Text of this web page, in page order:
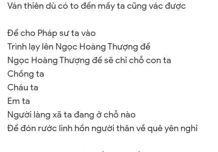
Ván thiên dù có to đến mấy ta cũng vác được
Để cho Pháp sư ta vào
Trình lạy lên Ngọc Hoàng Thượng đế
Ngọc Hoàng Thượng đế sẽ chỉ chỗ con ta
Chồng ta
Cháu ta
Em ta
Người làng xã ta đang ở chỗ nào
Để đón rước linh hồn người thân về quê yên nghỉ